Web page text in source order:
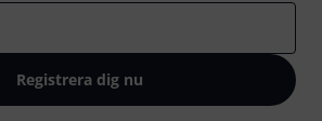
Registrera dig nu